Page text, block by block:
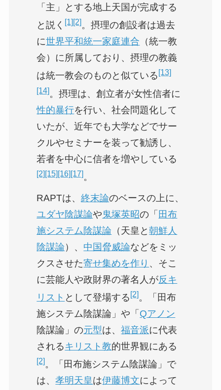
「主」とする地上天国が完成する
と説く [1] [2] 。摂理の創設者は過去
に世界平和統一家庭連合 （統一教
会）に所属しており、摂理の教義
は統一教会のものと似ている [13]
[14] 。摂理は、創立者が女性信者に
性的暴行を行い、社会問題化して
いたが、近年でも大学などでサー
クルやセミナーを装って勧誘し、
若者を中心に信者を増やしている
[2] [15] [16] [17] 。
RAPTは、終末論のベースの上に、
ユダヤ陰謀論や鬼塚英昭の「田布
施システム陰謀論 （天皇と朝鮮人
陰謀論）、 中国脅威論などをミッ
クスさせた寄せ集めを作り 、そこ
に芸能人や政財界の著名人が反キ
リスト として登場する [2] 。「田布
施システム陰謀論」や「 Qアノン
陰謀論」の元型は、福音派に代表
されるキリスト教的世界観にある
[2] 。「田布施システム陰謀論」で
は、孝明天皇は伊藤博文によって